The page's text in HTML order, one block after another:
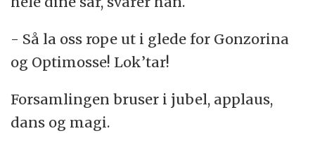
- Så la oss rope ut i glede for Gonzorina
og Optimosse! Lok’tar!
Forsamlingen bruser i jubel, applaus,
dans og magi.